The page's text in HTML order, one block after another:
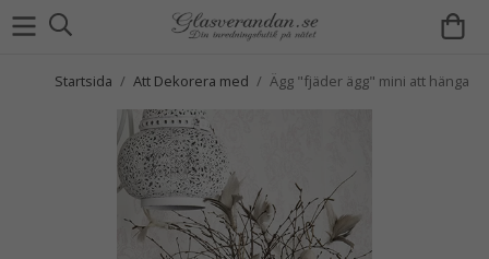
Startsida / Att Dekorera med / Ägg "fjäder ägg" mini att hänga